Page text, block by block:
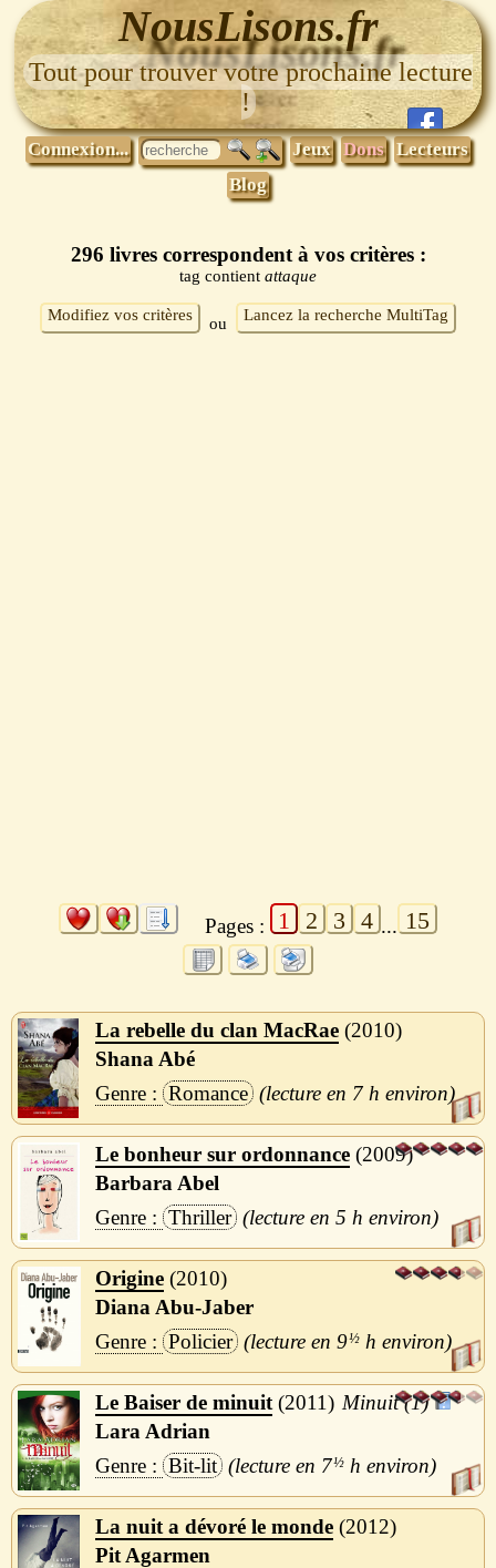
NousLisons.fr
Tout pour trouver votre prochaine lecture
!
Connexion... Jeux Dons Lecteurs
Blog
296 livres correspondent à vos critères :
tag contient attaque
Modifiez vos critères ou Lancez la recherche MultiTag
Pages : 1 2 3 4 ... 15
La rebelle du clan MacRae 2010
Shana Abé
Romance
7 h
Le bonheur sur ordonnance 2009
Barbara Abel
Thriller
5 h
Origine 2010
Diana Abu-Jaber
Policier
9½ h
Le Baiser de minuit 2011
Minuit (1)
Lara Adrian
Bit-lit
7½ h
La nuit a dévoré le monde 2012
Pit Agarmen